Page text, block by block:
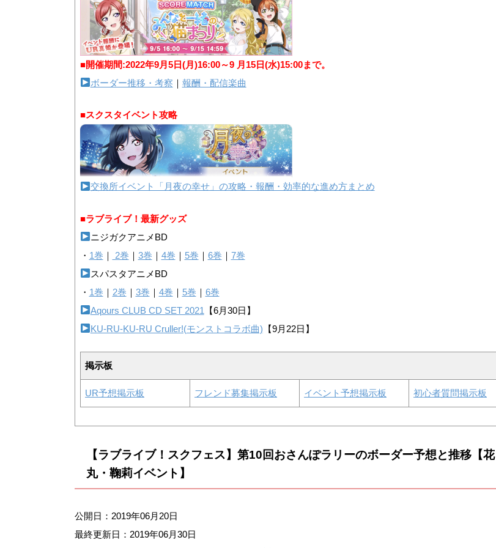
■開催期間:2022年9月5日(月)16:00～9 月15日(水)15:00まで。
ボーダー推移・考察 ｜ 報酬・配信楽曲
■スクスタイベント攻略
交換所イベント「月夜の幸せ」の攻略・報酬・効率的な進め方まとめ
■ラブライブ！最新グッズ
ニジガクアニメBD
・ 1巻 ｜ 2巻 ｜ 3巻 ｜ 4巻 ｜ 5巻 ｜ 6巻 ｜ 7巻
スパスタアニメBD
・ 1巻 ｜ 2巻 ｜ 3巻 ｜ 4巻 ｜ 5巻 ｜ 6巻
Aqours CLUB CD SET 2021 【6月30日】
KU-RU-KU-RU Cruller!(モンストコラボ曲) 【9月22日】
掲示板
UR予想掲示板 フレンド募集掲示板 イベント予想掲示板 初心者質問掲示板
【ラブライブ！スクフェス】第10回おさんぽラリーのボーダー予想と推移【花
丸・鞠莉イベント】
公開日：2019年06月20日
最終更新日： 2019年06月30日